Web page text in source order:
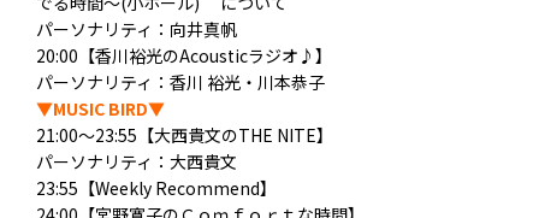
パーソナリティ：向井真帆
20:00【香川裕光のAcousticラジオ♪】
パーソナリティ ：香川 裕光・川本恭子
▼MUSIC BIRD▼
21:00～23:55【大西貴文のTHE NITE】
パーソナリティ：大西貴文
23:55【Weekly Recommend】